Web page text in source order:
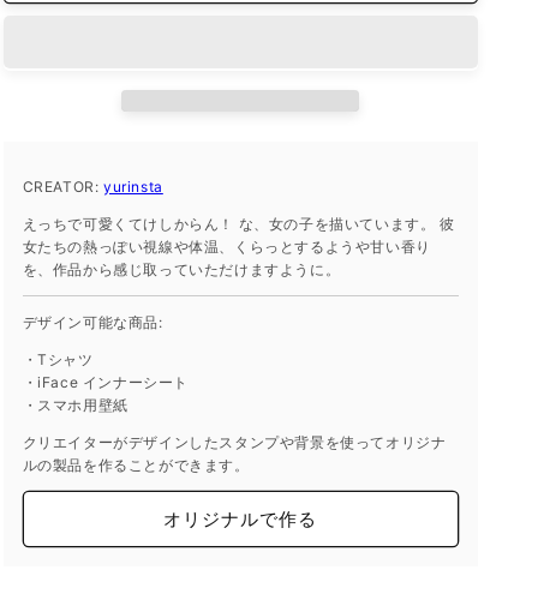
ナ
12/12
yurinsta
の
数
量
減
ら
ナ
ー
12/12
Pro
yurinsta
の
数
量
CREATOR: yurinsta
えっちで可愛くてけしからん！ な、女の子を描いています。 彼
女たちの熱っぽい視線や体温、くらっとするようや甘い香り
を、作品から感じ取っていただけますように。
デザイン可能な商品:
・Tシャツ
・iFace インナーシート
・スマホ用壁紙
クリエイターがデザインしたスタンプや背景を使ってオリジナ
ルの製品を作ることができます。
オリジナルで作る